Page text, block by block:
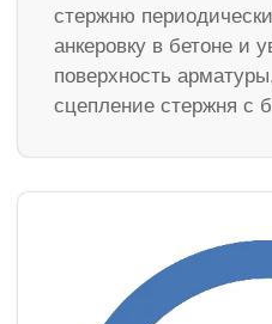
стержню
анкеровку в бетоне и
поверхность
сцепление стержня с